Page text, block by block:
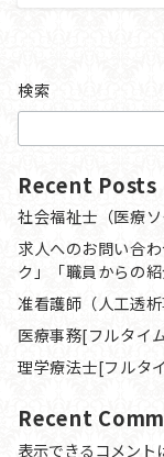
検索
Recent Posts
社会福祉士（医療
求人へのお問い合
ク」「職員からの
准看護師（人工透
医療事務[フルタイ
理学療法士[フルタ
Recent
表示できるコメント